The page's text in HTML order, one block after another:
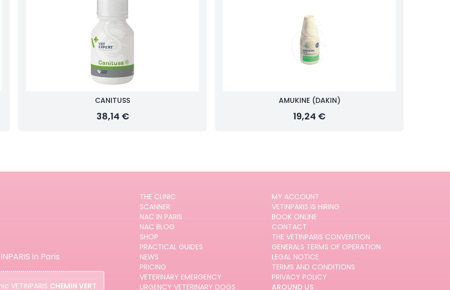
CANITUSS
38,14 €
AMUKINE (DAKIN)
19,24 €
in Paris
VETINPARIS CHEMIN VERT
THE CLINIC
SCANNER
NAC IN PARIS
NAC BLOG
SHOP
PRACTICAL GUIDES
NEWS
PRICING
VETERINARY EMERGENCY
URGENCY VETERINARY DOGS
MY ACCOUNT
VETINPARIS IS HIRING
BOOK ONLINE
CONTACT
THE VETINPARIS CONVENTION
GENERALS TERMS OF OPERATION
LEGAL NOTICE
TERMS AND CONDITIONS
PRIVACY POLICY
AROUND US